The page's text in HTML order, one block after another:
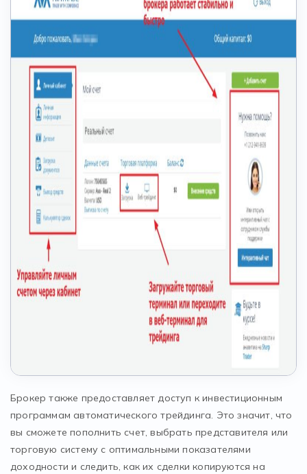
Брокер также предоставляет доступ к инвестиционным
программам автоматического трейдинга. Это значит, что
вы сможете пополнить счет, выбрать представителя или
торговую систему с оптимальными показателями
доходности и следить, как их сделки копируются на